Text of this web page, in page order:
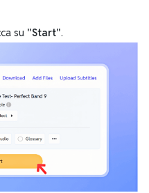
su "Start".